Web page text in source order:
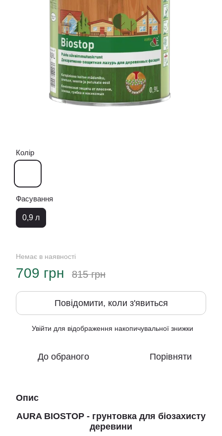
Колір
Фасування
0,9 л
Немає в наявності
709 грн 815 грн
Повідомити, коли з'явиться
Увійти для відображення накопичувальної знижки
До обраного Порівняти
Опис
AURA BIOSTOP - грунтовка для біозахисту
деревини